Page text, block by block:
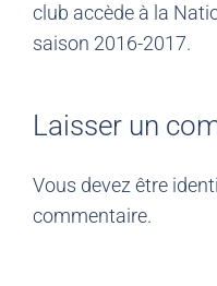
club accède à la
saison 2016-2017.
Laisser un
Vous devez être
commentaire.